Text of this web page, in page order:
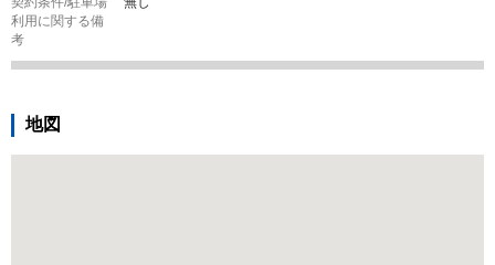
利用に関する備
考
地図